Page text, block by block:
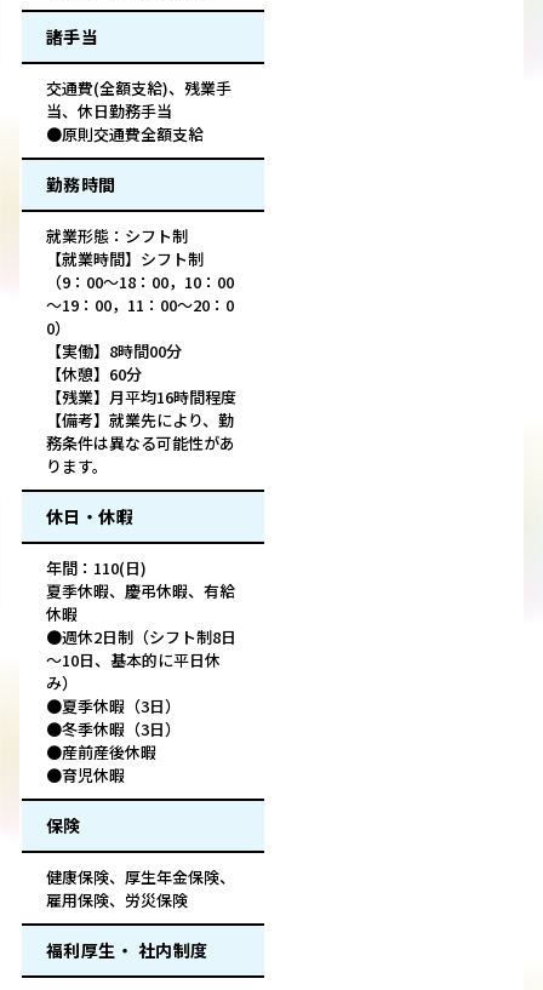
諸手当
交通費(全額支給)、残業手
当、休日勤務手当
●原則交通費全額支給
勤務時間
就業形態：シフト制
【就業時間】シフト制
（9：00～18：00，10：00
～19：00，11：00～20：0
0）
【実働】8時間00分
【休憩】60分
【残業】月平均16時間程度
【備考】就業先により、勤
務条件は異なる可能性があ
ります。
休日・休暇
年間：110(日)
夏季休暇、慶弔休暇、有給
休暇
●週休2日制（シフト制8日
～10日、基本的に平日休
み）
●夏季休暇（3日）
●冬季休暇（3日）
●産前産後休暇
●育児休暇
保険
健康保険、厚生年金保険、
雇用保険、労災保険
福利厚生・ 社内制度